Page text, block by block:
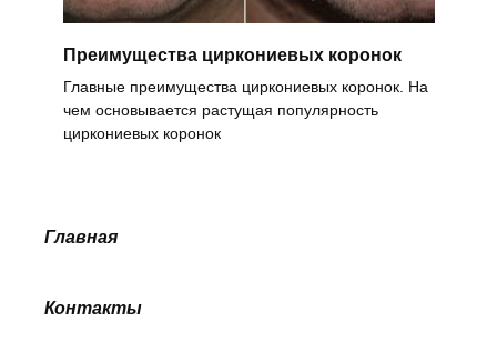
Преимущества циркониевых коронок
Главные преимущества циркониевых коронок. На
чем основывается растущая популярность
циркониевых коронок
Главная
Контакты